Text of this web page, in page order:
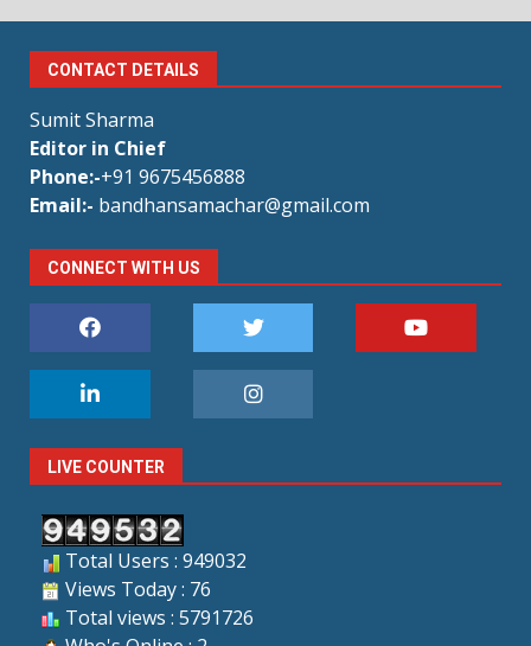
CONTACT DETAILS
Sumit Sharma
Editor in Chief
Phone:-+91 9675456888
Email:- bandhansamachar@gmail.com
CONNECT WITH US
LIVE COUNTER
Total Users : 949032
Views Today : 76
Total views : 5791726